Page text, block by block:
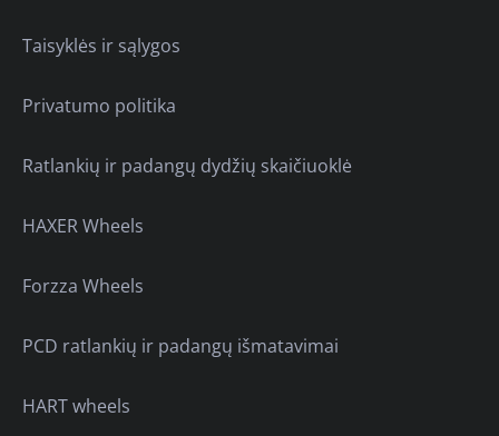
Taisyklės ir sąlygos
Privatumo politika
Ratlankių ir padangų dydžių skaičiuoklė
HAXER Wheels
Forzza Wheels
PCD ratlankių ir padangų išmatavimai
HART wheels